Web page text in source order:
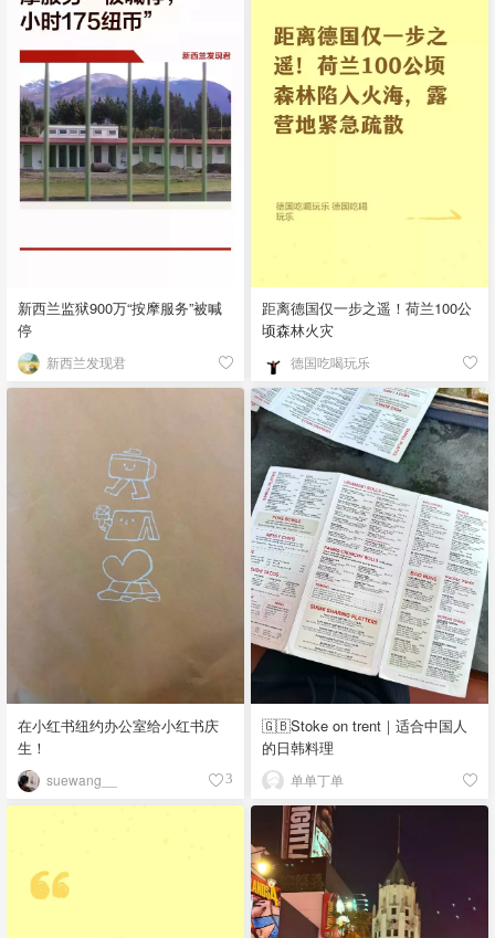
新西兰监狱900万“按摩服务”被喊
停
新西兰发现君
距离德国仅一步之遥！荷兰100公
顷森林火灾
德国吃喝玩乐
在小红书纽约办公室给小红书庆
生！
suewang__ 3
🇬🇧Stoke on trent｜适合中国人
的日韩料理
单单丁单